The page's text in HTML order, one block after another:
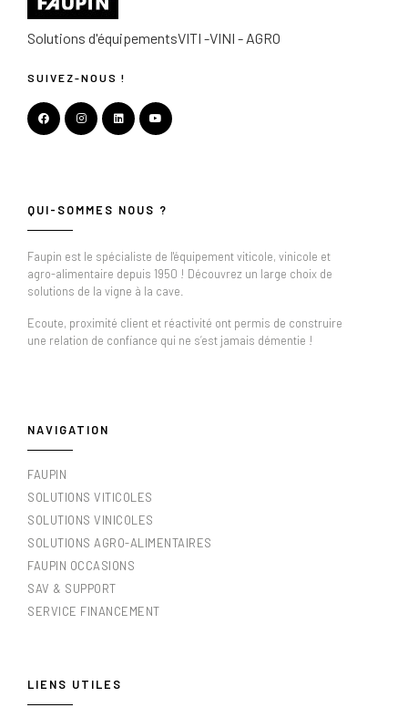
Solutions d'équipementsVITI -VINI - AGRO
SUIVEZ-NOUS !
QUI-SOMMES NOUS ?
Faupin est le spécialiste de l'équipement viticole, vinicole et
agro-alimentaire depuis 1950 ! Découvrez un large choix de
solutions de la vigne à la cave.
Ecoute, proximité client et réactivité ont permis de construire
une relation de confiance qui ne s’est jamais démentie !
NAVIGATION
FAUPIN
SOLUTIONS VITICOLES
SOLUTIONS VINICOLES
SOLUTIONS AGRO-ALIMENTAIRES
FAUPIN OCCASIONS
SAV & SUPPORT
SERVICE FINANCEMENT
LIENS UTILES